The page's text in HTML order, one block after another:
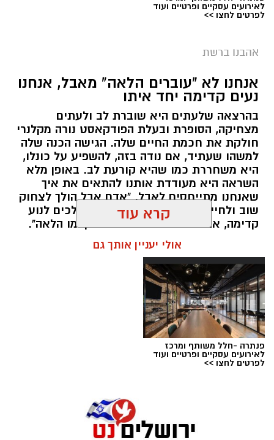
לאירועים עסקיים ופרטיים ועוד
לפרטים לחצו >>
אהבנו ברשת
אנחנו לא "עוברים הלאה" מאבל, אנחנו
נעים קדימה יחד איתו
בהרצאה שלעתים היא שוברת לב ולעתים
מצחיקה, הסופרת ובעלת הפודקאסט נורה מקלנרי
חולקת את חכמת החיים שלה. הגישה הכנה שלה
למשהו שעתיד, אם נודה בזה, להשפיע על כונלו,
היא משחררת כמו שהיא קורעת לב. באופן מלא
השראה היא מעודדת אותנו להתאים את איך
שאנחנו מתייחסים לאבל. "אדם אבל הולך לצחוק
שוב ולחייך שוב", היא אומרת. "הם הולכים לנוע
קדימה, אבל זה לא אומר שהם התקדמו הלאה".
תגים:אבל
קרא עוד
אולי יעניין אותך גם
פנתרה -חלל משותף ומרכז
לאירועים עסקיים ופרטיים ועוד
לפרטים לחצו >>